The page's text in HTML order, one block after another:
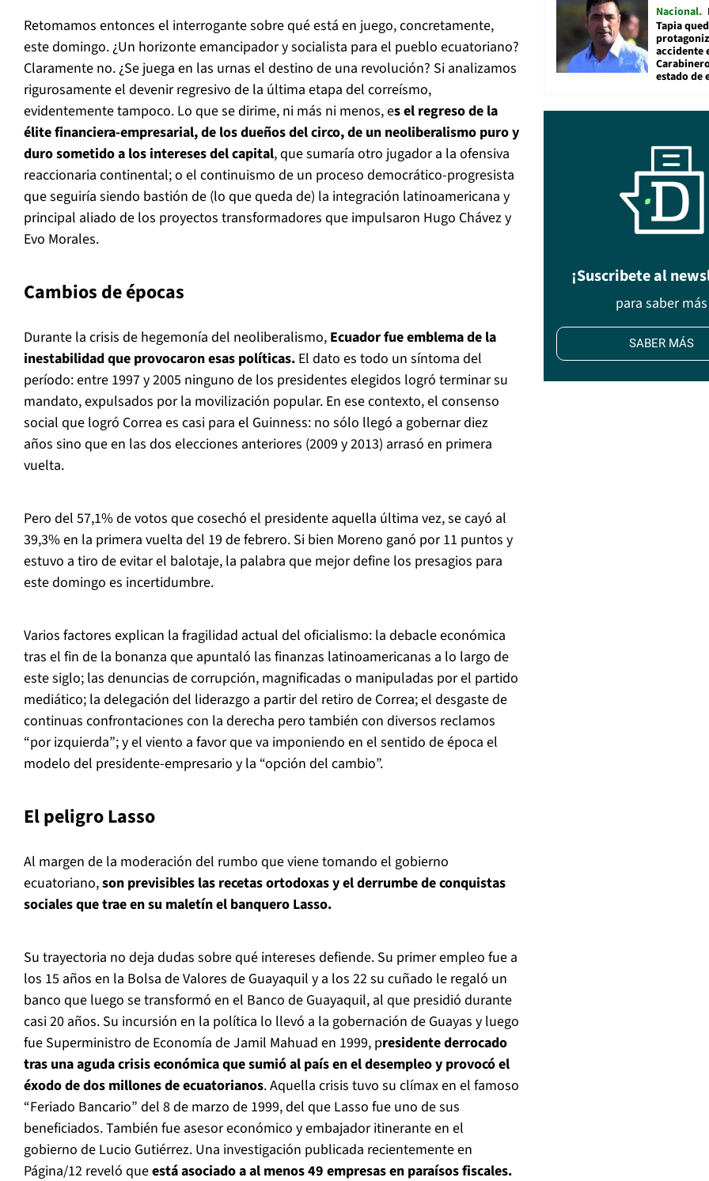
Retomamos entonces el interrogante sobre qué está en juego, concretamente,
este domingo. ¿Un horizonte emancipador y socialista para el pueblo ecuatoriano?
Claramente no. ¿Se juega en las urnas el destino de una revolución? Si analizamos
rigurosamente el devenir regresivo de la última etapa del correísmo,
evidentemente tampoco. Lo que se dirime, ni más ni menos, es el regreso de la
élite financiera-empresarial, de los dueños del circo, de un neoliberalismo puro y
duro sometido a los intereses del capital, que sumaría otro jugador a la ofensiva
reaccionaria continental; o el continuismo de un proceso democrático-progresista
que seguiría siendo bastión de (lo que queda de) la integración latinoamericana y
principal aliado de los proyectos transformadores que impulsaron Hugo Chávez y
Evo Morales.
Cambios de épocas
Durante la crisis de hegemonía del neoliberalismo, Ecuador fue emblema de la
inestabilidad que provocaron esas políticas. El dato es todo un síntoma del
período: entre 1997 y 2005 ninguno de los presidentes elegidos logró terminar su
mandato, expulsados por la movilización popular. En ese contexto, el consenso
social que logró Correa es casi para el Guinness: no sólo llegó a gobernar diez
años sino que en las dos elecciones anteriores (2009 y 2013) arrasó en primera
vuelta.
Pero del 57,1% de votos que cosechó el presidente aquella última vez, se cayó al
39,3% en la primera vuelta del 19 de febrero. Si bien Moreno ganó por 11 puntos y
estuvo a tiro de evitar el balotaje, la palabra que mejor define los presagios para
este domingo es incertidumbre.
Varios factores explican la fragilidad actual del oficialismo: la debacle económica
tras el fin de la bonanza que apuntaló las finanzas latinoamericanas a lo largo de
este siglo; las denuncias de corrupción, magnificadas o manipuladas por el partido
mediático; la delegación del liderazgo a partir del retiro de Correa; el desgaste de
continuas confrontaciones con la derecha pero también con diversos reclamos
“por izquierda”; y el viento a favor que va imponiendo en el sentido de época el
modelo del presidente-empresario y la “opción del cambio”.
El peligro Lasso
Al margen de la moderación del rumbo que viene tomando el gobierno
ecuatoriano,son previsibles las recetas ortodoxas y el derrumbe de conquistas
sociales que trae en su maletín el banquero Lasso.
Su trayectoria no deja dudas sobre qué intereses defiende. Su primer empleo fue a
los 15 años en la Bolsa de Valores de Guayaquil y a los 22 su cuñado le regaló un
banco que luego se transformó en el Banco de Guayaquil, al que presidió durante
casi 20 años. Su incursión en la política lo llevó a la gobernación de Guayas y luego
fue Superministro de Economía de Jamil Mahuad en 1999, presidente derrocado
tras una aguda crisis económica que sumió al país en el desempleo y provocó el
éxodo de dos millones de ecuatorianos. Aquella crisis tuvo su clímax en el famoso
“Feriado Bancario” del 8 de marzo de 1999, del que Lasso fue uno de sus
beneficiados. También fue asesor económico y embajador itinerante en el
gobierno de Lucio Gutiérrez. Una investigación publicada recientemente en
Página/12 reveló queestá asociado a al menos 49 empresas en paraísos fiscales.
Nacional
Tapia
accidente
estado de
¡Suscribete al
para saber más
SABER MÁS